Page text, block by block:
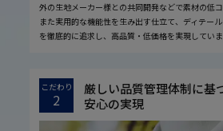
外の生地メーカー様との共同開発などで素材の低
また実用的な機能性を生み出す仕立て、ディテー
を徹底的に追求し、高品質・低価格を実現してい
こだわり
2
厳しい品質管理体制に基
安心の実現